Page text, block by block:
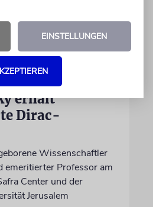
Physiker Haim
erhält
Dirac-
Wissenschaftler
emeritierter Professor am
Center und der
Jerusalem
EINSTELLUNGEN